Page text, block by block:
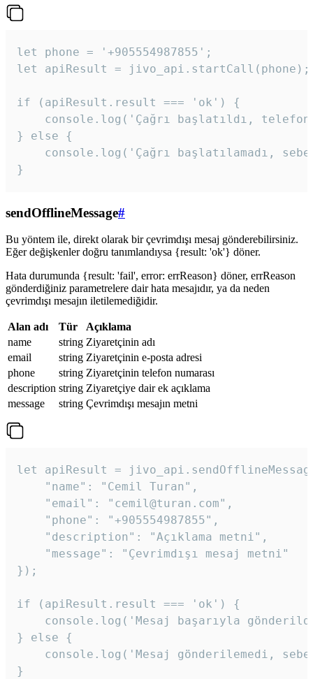
let phone = '+905554987855';
let apiResult = jivo_api.startCall(phone);
if (apiResult.result === 'ok') {
console.log('Çağrı başlatıldı,
} else {
console.log('Çağrı başlatılamadı,
}
sendOfflineMessage#
Bu yöntem ile, direkt olarak bir çevrimdışı mesaj gönderebilirsiniz.
Eğer değişkenler doğru tanımlandıysa {result: 'ok'} döner.
Hata durumunda {result: 'fail', error: errReason} döner, errReason
gönderdiğiniz parametrelere dair hata mesajıdır, ya da neden
çevrimdışı mesajın iletilemediğidir.
Alan adı Tür
Açıklama
name
string Ziyaretçinin adı
email
string Ziyaretçinin e-posta adresi
phone
string Ziyaretçinin telefon numarası
description string Ziyaretçiye dair ek açıklama
message
string Çevrimdışı mesajın metni
let apiResult =
    "name": "Cemil Turan",
    "email": "cemil@turan.com",
    "phone": "+905554987855",
    "description": "Açıklama metni",
    "message": "Çevrimdışı mesaj metni"
});
if (apiResult.result === 'ok') {
console.log('Mesaj başarıyla
} else {
console.log('Mesaj gönderilemedi,
}